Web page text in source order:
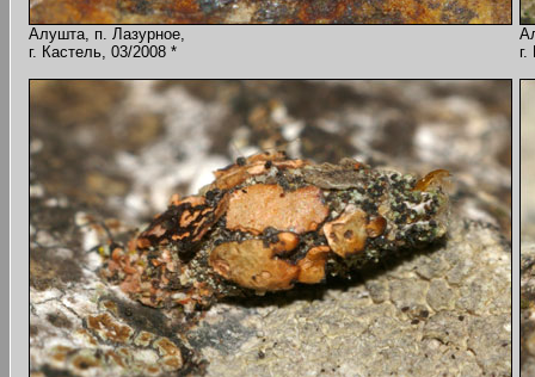
Алушта, п. Лазурное,
г. Кастель, 03/2008 *